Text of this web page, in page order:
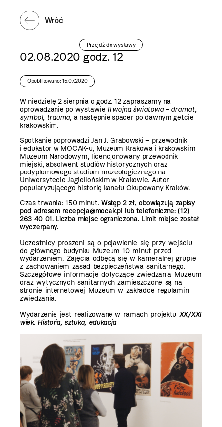
Wróć
Przejdź do wystawy
02.08.2020 godz. 12
Opublikowano: 15.07.2020
W niedzielę 2 sierpnia o godz. 12 zapraszamy na
oprowadzanie po wystawie II wojna światowa – dramat,
symbol, trauma, a następnie spacer po dawnym getcie
krakowskim.
Spotkanie poprowadzi Jan J. Grabowski – przewodnik
i edukator w MOCAK-u, Muzeum Krakowa i krakowskim
Muzeum Narodowym, licencjonowany przewodnik
miejski, absolwent studiów historycznych oraz
podyplomowego studium muzeologicznego na
Uniwersytecie Jagiellońskim w Krakowie. Autor
popularyzującego historię kanału Okupowany Kraków.
Czas trwania: 150 minut. Wstęp 2 zł, obowiązują zapisy
pod adresem recepcja@mocak.pl lub telefoniczne: (12)
263 40 01. Liczba miejsc ograniczona. Limit miejsc został
wyczerpany.
Uczestnicy proszeni są o pojawienie się przy wejściu
do głównego budynku Muzeum 10 minut przed
wydarzeniem. Zajęcia odbędą się w kameralnej grupie
z zachowaniem zasad bezpieczeństwa sanitarnego.
Szczegółowe informacje dotyczące zwiedzania Muzeum
oraz wytycznych sanitarnych zamieszczone są na
stronie internetowej Muzeum w zakładce regulamin
zwiedzania.
Wydarzenie jest realizowane w ramach projektu XX/XXI
wiek. Historia, sztuka, edukacja